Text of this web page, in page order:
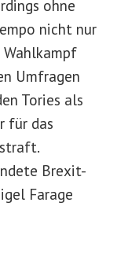
ohne
nicht nur
Wahlkampf
Umfragen
Tories als
für das
Brexit-
Farage